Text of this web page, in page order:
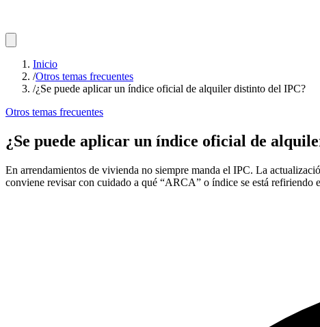
Inicio
/Otros temas frecuentes
/¿Se puede aplicar un índice oficial de alquiler distinto del IPC?
Otros temas frecuentes
¿Se puede aplicar un índice oficial de
En arrendamientos de vivienda no siempre manda el IPC. La
conviene revisar con cuidado a qué “ARCA” o índice se está refiriendo